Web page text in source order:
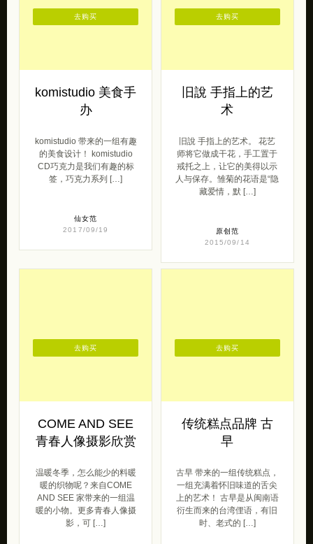
komistudio 美食手
办
komistudio 带来的一组有趣
的美食设计！ komistudio
CD巧克力是我们有趣的标
签，巧克力系列 […]
仙女范
2017/09/19
去购买
旧說 手指上的艺
术
旧說 手指上的艺术。 花艺
师将它做成干花，手工置于
戒托之上，让它的美得以示
人与保存。雏菊的花语是“隐
藏爱情，默 […]
原创范
2015/09/14
去购买
COME AND SEE
青春人像摄影欣赏
温暖冬季，怎么能少的料暖
暖的织物呢？来自COME
AND SEE 家带来的一组温
暖的小物。更多青春人像摄
影，可 […]
去购买
传统糕点品牌 古
早
古早 带来的一组传统糕点，
一组充满着怀旧味道的舌尖
上的艺术！ 古早是从闽南语
衍生而来的台湾俚语，有旧
时、老式的 […]
去购买